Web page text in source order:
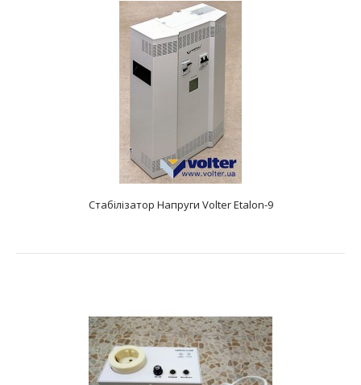
Стабілізатор Напруги Volter Etalon-7
text_zero
Стабілізатор Напруги Volter Etalon-9